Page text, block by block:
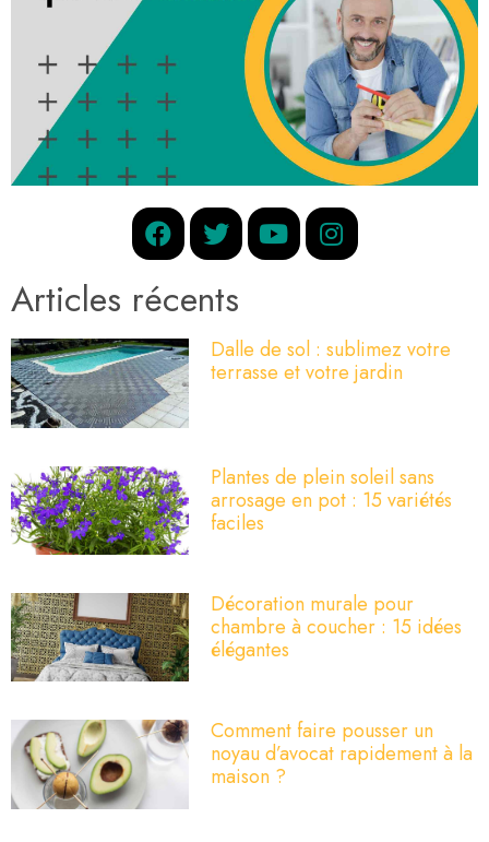
Articles récents
Dalle de sol : sublimez votre
terrasse et votre jardin
Plantes de plein soleil sans
arrosage en pot : 15 variétés
faciles
Décoration murale pour
chambre à coucher : 15 idées
élégantes
Comment faire pousser un
noyau d’avocat rapidement à la
maison ?